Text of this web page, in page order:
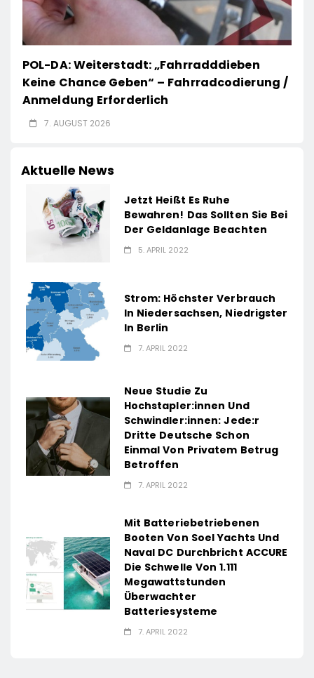
POL-DA: Weiterstadt: „Fahrradddieben
Keine Chance Geben“ – Fahrradcodierung /
Anmeldung Erforderlich
7. AUGUST 2026
Aktuelle News
Jetzt Heißt Es Ruhe
Bewahren! Das Sollten Sie Bei
Der Geldanlage Beachten
5. APRIL 2022
Strom: Höchster Verbrauch
In Niedersachsen, Niedrigster
In Berlin
7. APRIL 2022
Neue Studie Zu
Hochstapler:innen Und
Schwindler:innen: Jede:r
Dritte Deutsche Schon
Einmal Von Privatem Betrug
Betroffen
7. APRIL 2022
Mit Batteriebetriebenen
Booten Von Soel Yachts Und
Naval DC Durchbricht ACCURE
Die Schwelle Von 1.111
Megawattstunden
Überwachter
Batteriesysteme
7. APRIL 2022